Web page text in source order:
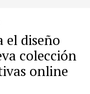
el diseño
colección
online